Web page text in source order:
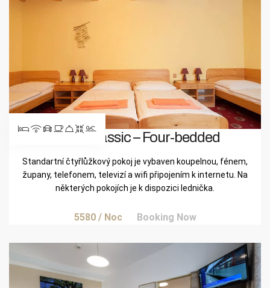
Pokoj Classic – Four-bedded
Standartní čtyřlůžkový pokoj je vybaven koupelnou, fénem,
župany, telefonem, televizí a wifi připojením k internetu. Na
některých pokojích je k dispozici lednička.
5580 / Noc Booking Now